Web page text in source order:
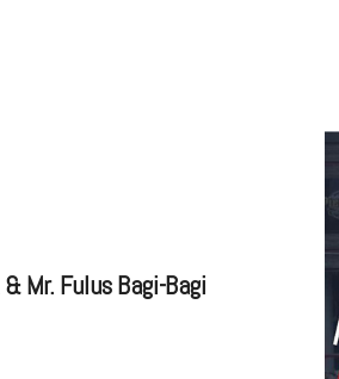
Mr. Fulus Bagi-Bagi